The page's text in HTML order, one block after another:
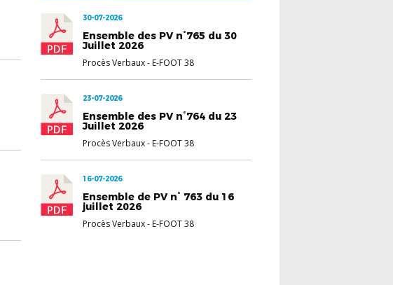
30-07-2026
Ensemble des PV n°765 du 30
Juillet 2026
Procès Verbaux- E-FOOT 38
23-07-2026
Ensemble des PV n°764 du 23
Juillet 2026
Procès Verbaux- E-FOOT 38
16-07-2026
Ensemble de PV n° 763 du 16
juillet 2026
Procès Verbaux- E-FOOT 38